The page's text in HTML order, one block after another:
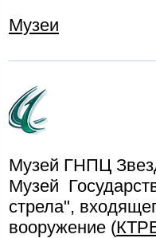
Музеи
Музей ГНПЦ
Музей
стрела",
вооружение (